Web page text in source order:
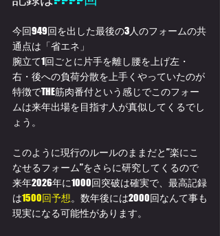
今回949回を出した最後の3人のフォームの共
通点は「省エネ」
腕立て1回ごとに片手を離し腰を上げ左・
右・後への負荷分散を上手くやっていたのが
特徴でTHE筋肉番付という感じでこのフォー
ムは来年出場を目指す人が真似してくるでし
ょう。
このように現行のルールのままだと”楽にこ
なせるフォーム”をさらに研究してくるので
来年2026年に1000回突破は確実で、最高記録
は1500回予想。数年後には2000回なんて事も
現実になる可能性があります。